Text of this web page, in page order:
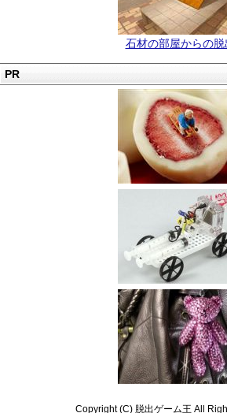
石材の部屋からの脱
PR
Copyright (C) 脱出ゲーム王 All